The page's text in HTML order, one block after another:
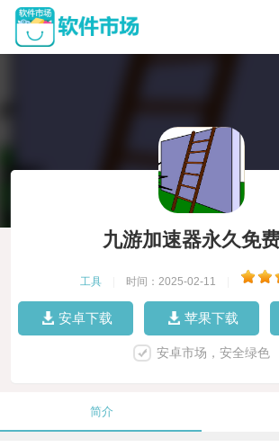
九游加速器永久免
工具 时间：2025-02-11
安卓下载 苹果下载
安卓市场，安全绿色
简介